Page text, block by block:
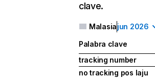
clave.
Malasiajun 2026
Palabra clave
tracking number
no tracking pos laju